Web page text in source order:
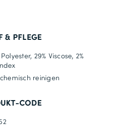
& PFLEGE
29% Viscose, 2%
reinigen
CODE